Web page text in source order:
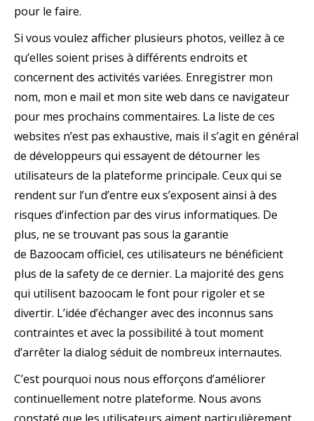
pour le faire.
Si vous voulez afficher plusieurs photos, veillez à ce
qu’elles soient prises à différents endroits et
concernent des activités variées. Enregistrer mon
nom, mon e mail et mon site web dans ce navigateur
pour mes prochains commentaires. La liste de ces
websites n’est pas exhaustive, mais il s’agit en général
de développeurs qui essayent de détourner les
utilisateurs de la plateforme principale. Ceux qui se
rendent sur l’un d’entre eux s’exposent ainsi à des
risques d’infection par des virus informatiques. De
plus, ne se trouvant pas sous la garantie
de Bazoocam officiel, ces utilisateurs ne bénéficient
plus de la safety de ce dernier. La majorité des gens
qui utilisent bazoocam le font pour rigoler et se
divertir. L’idée d’échanger avec des inconnus sans
contraintes et avec la possibilité à tout moment
d’arrêter la dialog séduit de nombreux internautes.
C’est pourquoi nous nous efforçons d’améliorer
continuellement notre plateforme. Nous avons